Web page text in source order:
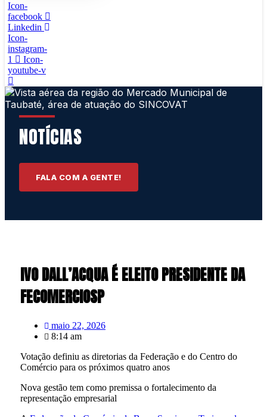
Icon-
facebook
Linkedin
Icon-
instagram-
1
Icon-
youtube-v
NOTÍCIAS
FALA COM A GENTE!
IVO DALL’ACQUA É ELEITO PRESIDENTE DA
FECOMERCIOSP
maio 22, 2026
8:14 am
Votação definiu as diretorias da Federação e do Centro do
Comércio para os próximos quatro anos
Nova gestão tem como premissa o fortalecimento da
representação empresarial